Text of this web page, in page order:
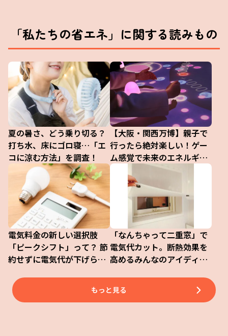
すし、東京エリアでは「無理のない範囲で節電をお願いし
たい」と政府が呼びかけを行っています。 そして、みん
「私たちの省エネ」に関する読みもの
夏の暑さ、どう乗り切る？
打ち水、床にゴロ寝…「エ
コに涼む方法」を調査！
【大阪・関西万博】親子で
行ったら絶対楽しい！ゲー
ム感覚で未来のエネルギー
を体感するパビリオン『電
力館 可能性のタマゴたち』
電気料金の新しい選択肢
「ピークシフト」って？ 節
約せずに電気代が下げられ
「なんちゃって二重窓」で
電気代カット。断熱効果を
高めるみんなのアイディア
もっと見る